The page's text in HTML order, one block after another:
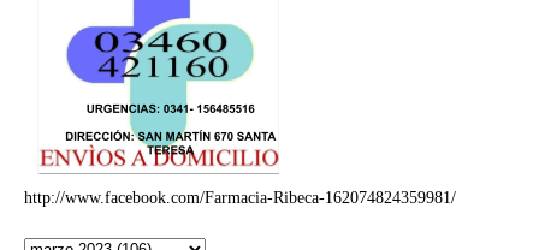
http://www.facebook.com/Farmacia-Ribeca-162074824359981/